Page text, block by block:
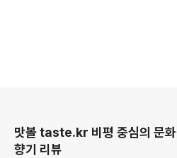
맛볼 taste.kr 비평 중심의 문화
향기 리뷰